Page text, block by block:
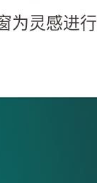
为灵感进